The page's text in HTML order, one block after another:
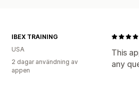
This
any
IBEX TRAINING
USA
2 dagar användning av
appen